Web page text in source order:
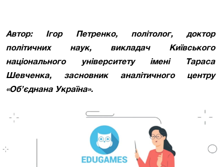
Автор: Ігор Петренко, політолог, доктор
політичних наук, викладач Київського
національного університету імені Тараса
Шевченка, засновник аналітичного центру
«Об’єднана Україна».